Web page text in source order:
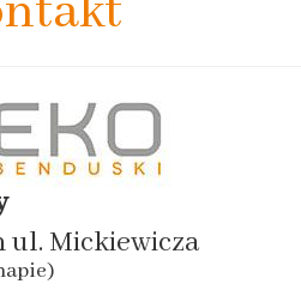
ul. Mickiewicza